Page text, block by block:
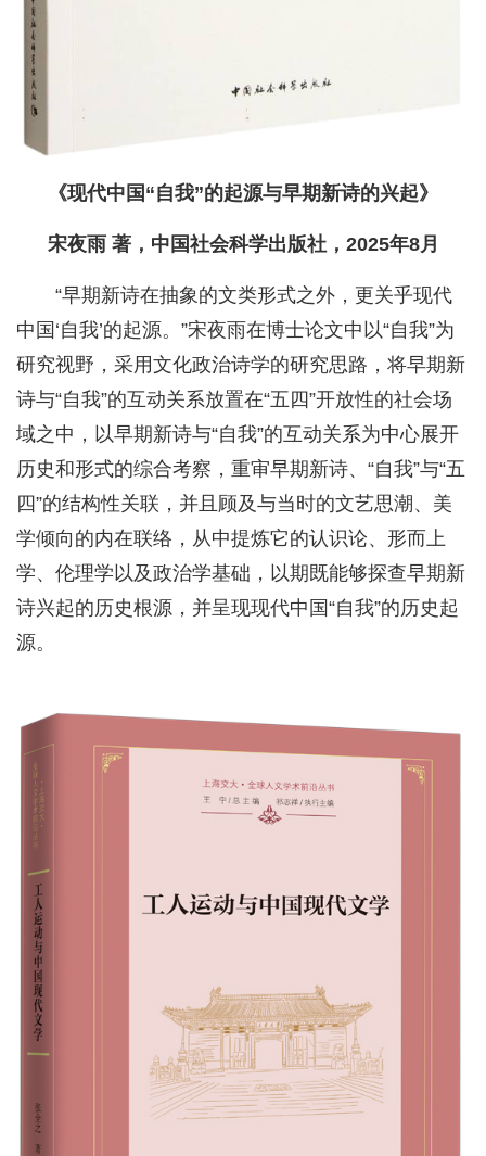
《现代中国“自我”的起源与早期新诗的兴起》
宋夜雨 著，中国社会科学出版社，2025年8月
“早期新诗在抽象的文类形式之外，更关乎现代
中国‘自我’的起源。”宋夜雨在博士论文中以“自我”为
研究视野，采用文化政治诗学的研究思路，将早期新
诗与“自我”的互动关系放置在“五四”开放性的社会场
域之中，以早期新诗与“自我”的互动关系为中心展开
历史和形式的综合考察，重审早期新诗、“自我”与“五
四”的结构性关联，并且顾及与当时的文艺思潮、美
学倾向的内在联络，从中提炼它的认识论、形而上
学、伦理学以及政治学基础，以期既能够探查早期新
诗兴起的历史根源，并呈现现代中国“自我”的历史起
源。